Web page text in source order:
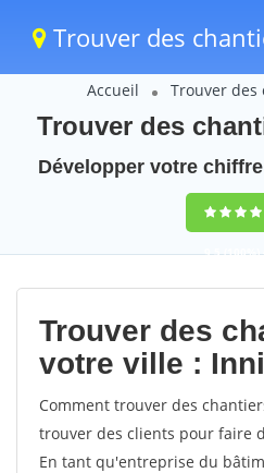
Trouver des
Accueil Trouver
Trouver des
Développer votre
9,5(100%)
votes
Trouver des
votre ville :
Comment trouver des
trouver des clients pour faire
En tant qu'entreprise du